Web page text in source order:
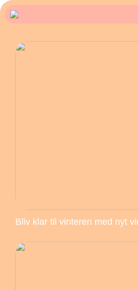
Bliv klar til vinteren med nyt